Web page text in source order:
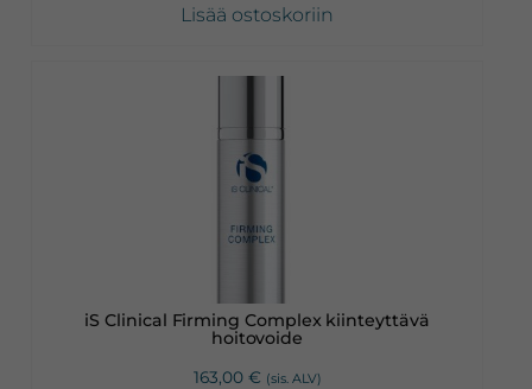
Lisää ostoskoriin
iS Clinical Firming Complex kiinteyttävä
hoitovoide
163,00 € (sis. ALV)